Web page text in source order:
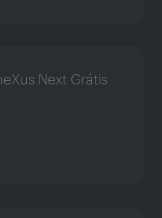
Next Grátis